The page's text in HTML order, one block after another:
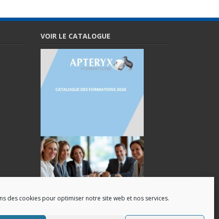
des cookies pour optimiser notre site web et nos services.
VOIR LE CATALOGUE
Catalogue des formations(Pdf)